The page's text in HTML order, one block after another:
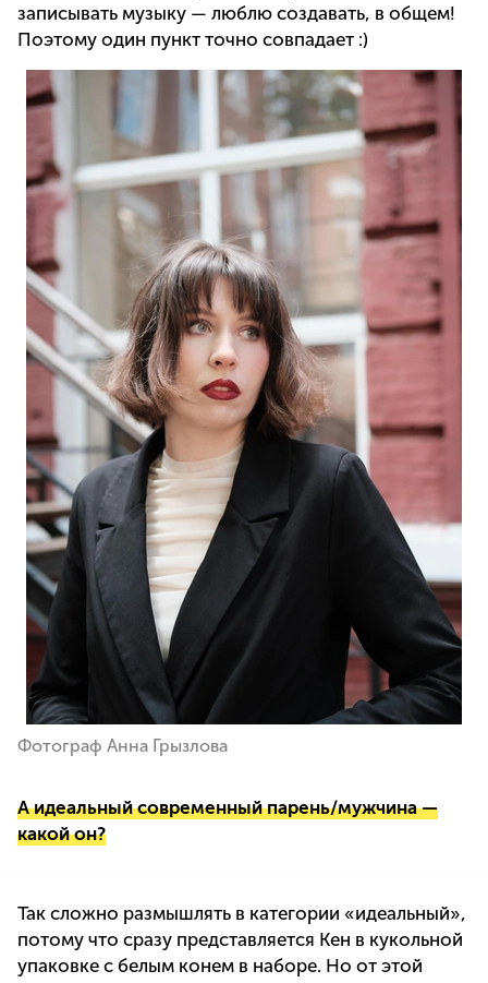
записывать музыку — люблю создавать, в общем!
Поэтому один пункт точно совпадает :)
Фотограф Анна Грызлова
А идеальный современный парень/мужчина —
какой он?
Так сложно размышлять в категории «идеальный»,
потому что сразу представляется Кен в кукольной
упаковке с белым конем в наборе. Но от этой